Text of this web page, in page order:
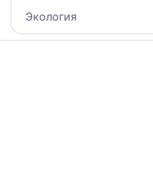
Экология